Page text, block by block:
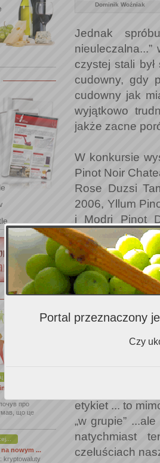
więcej...
Started With
про
що це
na nowym ...
kryptowaluty
Dominik Woźniak
Jednak
czystej stali
cudowny, gdy
cudowny jak
wyjątkowo
jakże zacne
W konkursie
Pinot Noir
Rose Duzsi
2006, Yllum
i Modri Pinot
Rulandskie
Tamas 2006,
Wyniki
degustacje ...
prawidłowych
w czerwonych
etykiet ... to
„w grupie”
natychmiast
czeluściach
Portal przeznaczony
Czy